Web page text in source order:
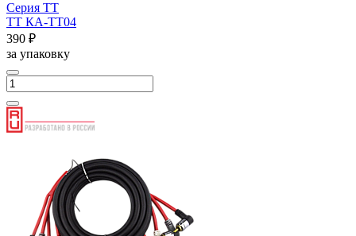
Серия ТТ
ТТ КА-ТТ04
390 ₽
за упаковку